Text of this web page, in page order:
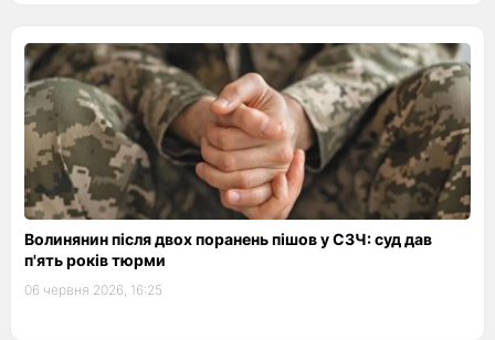
Волинянин після двох поранень пішов у СЗЧ: суд дав
п'ять років тюрми
06 червня 2026, 16:25